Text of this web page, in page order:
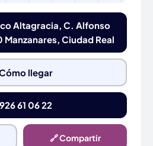
Altagracia, C. Alfonso
Manzanares, Ciudad Real
llegar
61 06 22
🔗 Compartir